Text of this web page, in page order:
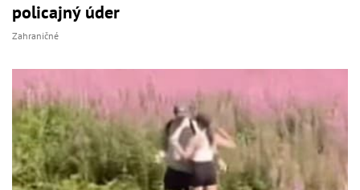
policajný úder
Zahraničné